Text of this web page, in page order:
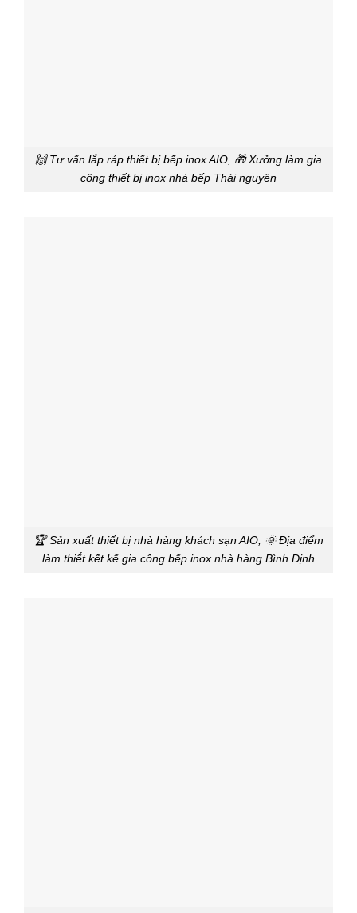
🙌 Tư vấn lắp ráp thiết bị bếp inox AIO, 🎁 Xưởng làm gia
công thiết bị inox nhà bếp Thái nguyên
🏆 Sản xuất thiết bị nhà hàng khách sạn AIO, 🌞 Đị̣a điểm
làm thiế́t kết kế gia công bếp inox nhà hàng Bình Định